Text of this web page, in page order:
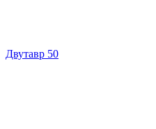
Двутавр 50